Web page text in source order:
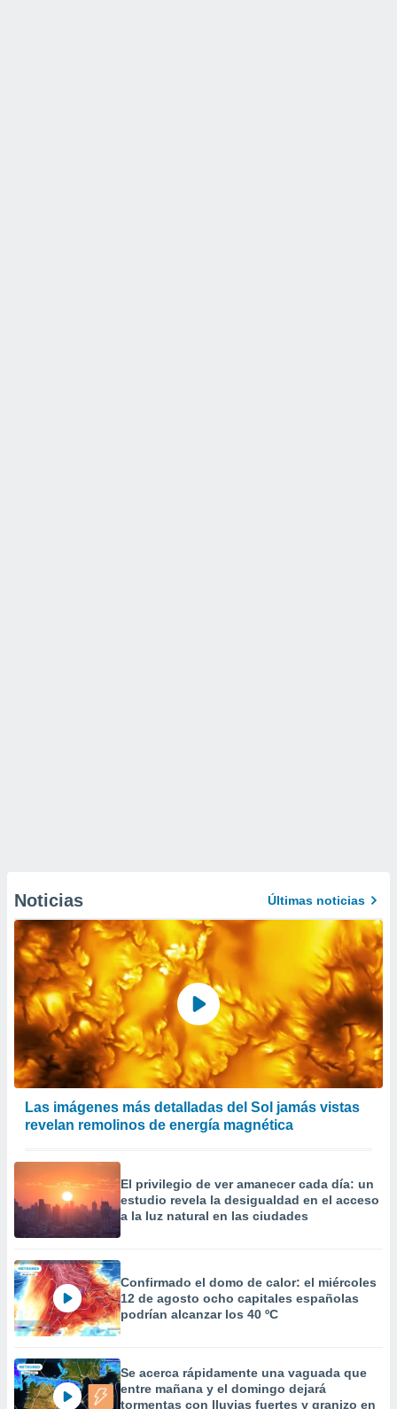
Noticias Últimas noticias
Las imágenes más detalladas del Sol jamás vistas
revelan remolinos de energía magnética
El privilegio de ver amanecer cada día: un
estudio revela la desigualdad en el acceso
a la luz natural en las ciudades
Confirmado el domo de calor: el miércoles
12 de agosto ocho capitales españolas
podrían alcanzar los 40 ºC
Se acerca rápidamente una vaguada que
entre mañana y el domingo dejará
tormentas con lluvias fuertes y granizo en